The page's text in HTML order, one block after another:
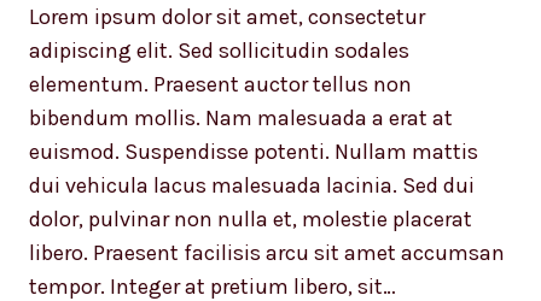
Lorem ipsum dolor sit amet, consectetur
adipiscing elit. Sed sollicitudin sodales
elementum. Praesent auctor tellus non
bibendum mollis. Nam malesuada a erat at
euismod. Suspendisse potenti. Nullam mattis
dui vehicula lacus malesuada lacinia. Sed dui
dolor, pulvinar non nulla et, molestie placerat
libero. Praesent facilisis arcu sit amet accumsan
tempor. Integer at pretium libero, sit…